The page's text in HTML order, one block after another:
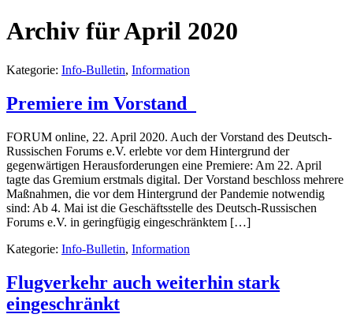
Archiv für April 2020
Kategorie: Info-Bulletin, Information
Premiere im Vorstand
FORUM online, 22. April 2020. Auch der Vorstand des Deutsch-
Russischen Forums e.V. erlebte vor dem Hintergrund der
gegenwärtigen Herausforderungen eine Premiere: Am 22. April
tagte das Gremium erstmals digital. Der Vorstand beschloss mehrere
Maßnahmen, die vor dem Hintergrund der Pandemie notwendig
sind: Ab 4. Mai ist die Geschäftsstelle des Deutsch-Russischen
Forums e.V. in geringfügig eingeschränktem […]
Kategorie: Info-Bulletin, Information
Flugverkehr auch weiterhin stark
eingeschränkt